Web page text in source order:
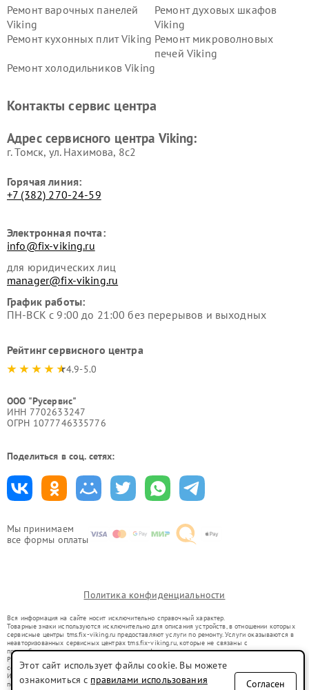
Мы принимаем
все формы оплаты
Ремонт варочных панелей
Viking
Ремонт духовых шкафов
Viking
Ремонт кухонных плит Viking Ремонт микроволновых
печей Viking
Ремонт холодильников Viking
Контакты сервис центра
Адрес сервисного центра Viking:
г. Томск, ул. Нахимова, 8с2
Горячая линия:
+7 (382) 270-24-59
Электронная почта:
info@fix-viking.ru
для юридических лиц
manager@fix-viking.ru
График работы:
ПН-ВСК с 9:00 до 21:00 без перерывов и выходных
Рейтинг сервисного центра
4.9-5.0
ООО "Русервис"
ИНН 7702633247
ОГРН 1077746335776
Поделиться в соц. сетях:
Политика конфиденциальности
Вся информация на сайте носит исключительно справочный характер.
Товарные знаки используются исключительно для описания устройств, в отношении которых
сервисные центры tms.fix-viking.ru предоставляют услуги по ремонту. Услуги оказываются в
неавторизованных сервисных центрах tms.fix-viking.ru, которые не связаны с
правообладателями товарных знаков или их официальными представителями.
Ремонт осуществляется для устройств, уже введенных в гражданский оборот в соответствии
со статьей 1487 ГК РФ.
Использование товарных знаков не преследует цели индивидуализации услуг или введения
потребителей в заблуждение, а служит для информирования о предоставляемых услугах по
Этот сайт использует файлы cookie. Вы можете
ознакомиться с правилами использования
Согласен